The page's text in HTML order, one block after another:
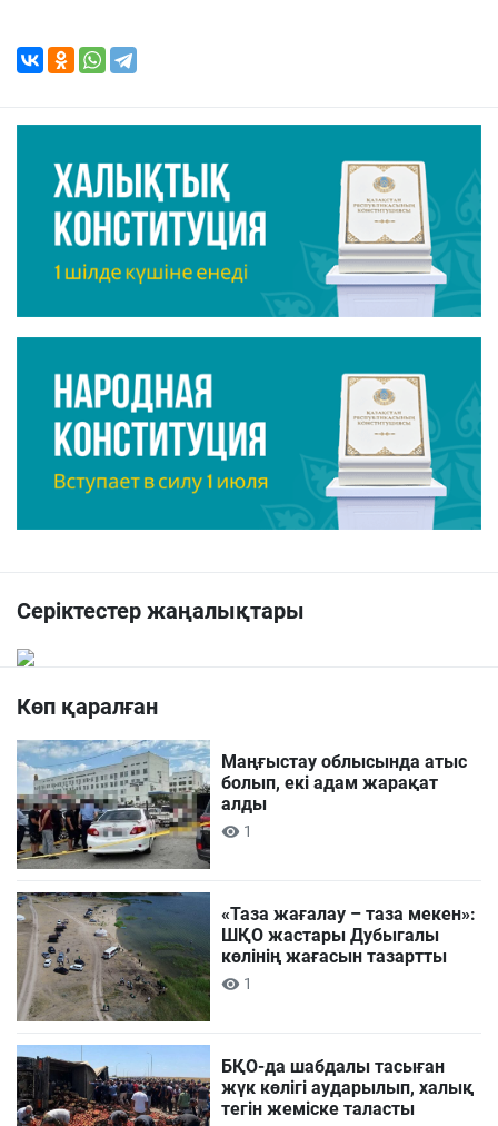
Серіктестер жаңалықтары
Көп қаралған
Маңғыстау облысында атыс
болып, екі адам жарақат
алды
1
«Таза жағалау – таза мекен»:
ШҚО жастары Дубыгалы
көлінің жағасын тазартты
1
БҚО-да шабдалы тасыған
жүк көлігі аударылып, халық
тегін жеміске таласты